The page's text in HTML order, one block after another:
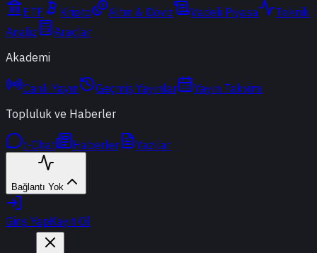
ETF
Kripto Altın & Döviz Vadeli Piyasa
Teknik
Analiz
Araçlar
Akademi
Canlı Yayın Geçmiş Yayınlar
Yayın Takvimi
Topluluk ve Haberler
t-Chat Haberler Yazılar
Bağlantı Yok
Giriş YapKayıt Ol